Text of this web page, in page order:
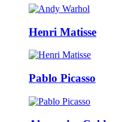
Henri Matisse
Pablo Picasso